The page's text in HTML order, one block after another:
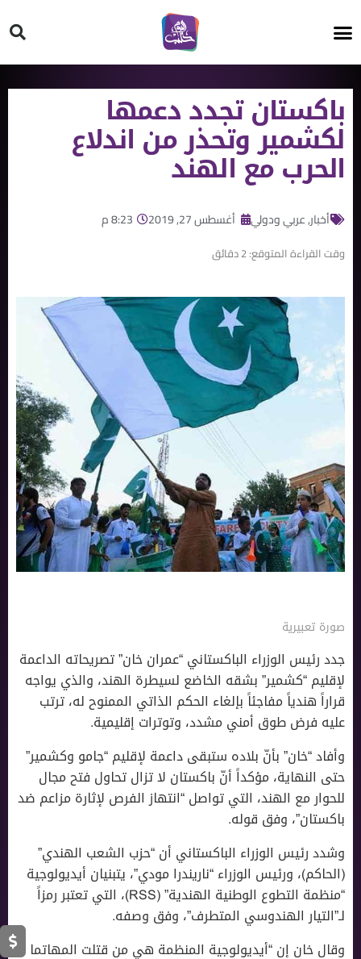
باكستان تجدد دعمها
لكشمير وتحذر من اندلاع
الحرب مع الهند
أخبار,عربي ودولي أغسطس 27, 2019 8:23 م
وقت القراءة المتوقع:2دقائق
صورة تعبيرية
جدد رئيس الوزراء الباكستاني “عمران خان” تصريحاته الداعمة
لإقليم “كشمير” بشقه الخاضع لسيطرة الهند، والذي يواجه
قراراً هندياً مفاجئاً بإلغاء الحكم الذاتي الممنوح له، ترتب
عليه فرض طوق أمني مشدد، وتوترات إقليمية.
وأفاد “خان” بأنّ بلاده ستبقى داعمة لإقليم “جامو وكشمير”
حتى النهاية، مؤكداً أنّ باكستان لا تزال تحاول فتح مجال
للحوار مع الهند، التي تواصل “انتهاز الفرص لإثارة مزاعم ضد
باكستان”، وفق قوله.
وشدد رئيس الوزراء الباكستاني أن “حزب الشعب الهندي”
(الحاكم)، ورئيس الوزراء “ناريندرا مودي”، يتبنيان أيديولوجية
“منظمة التطوع الوطنية الهندية” (RSS)، التي تعتبر رمزاً
لـ”التيار الهندوسي المتطرف”، وفق وصفه.
وقال خان إن “أيديولوجية المنظمة هي من قتلت المهاتما